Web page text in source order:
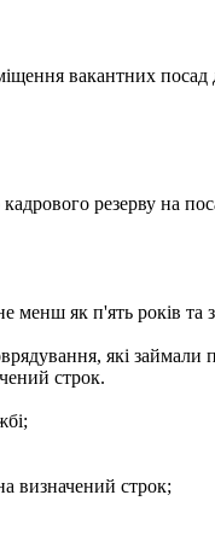
вакантних
резерву на
як п'ять років
які
строк.
визначений строк;